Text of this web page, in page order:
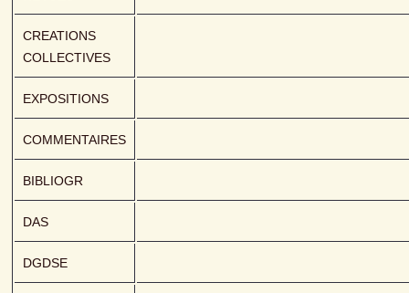
CREATIONS
COLLECTIVES
EXPOSITIONS
COMMENTAIRES
BIBLIOGR
DAS
DGDSE